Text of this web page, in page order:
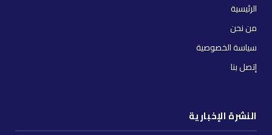
الرئيسية
من نحن
سياسة الخصوصية
إتصل بنا
النشرة الإخبارية